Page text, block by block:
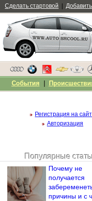
Регистрация на
Авторизация
Напомнить пароль?
Популярные
Почему не
получается
причины и с
Сделать стартовой
События